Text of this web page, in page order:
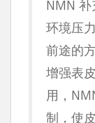
NMN
环境压
前途的
增强表
用，
制，使